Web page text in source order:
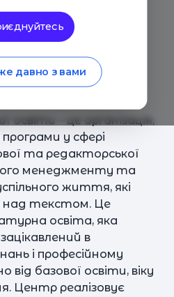
– це організація,
у сфері
та редакторської
менеджменту та
життя, які
над текстом. Це
освіта, яка
в
і професійному
від базової освіти, віку
Центр реалізовує
давно з вами